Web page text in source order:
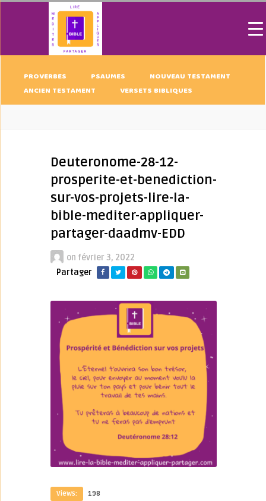
PROVERBES PSAUMES
NOUVEAU TESTAMENT
ANCIEN TESTAMENT
VERSETS BIBLIQUES
Deuteronome-28-12-
prosperite-et-benediction-
sur-vos-projets-lire-la-
bible-mediter-appliquer-
partager-daadmv-EDD
on février 3, 2022
Partager
Views: 198